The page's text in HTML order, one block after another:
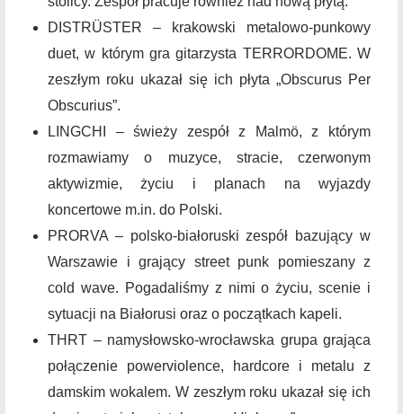
DISTRÜSTER – krakowski metalowo-punkowy
duet, w którym gra gitarzysta TERRORDOME. W
zeszłym roku ukazał się ich płyta „Obscurus Per
Obscurius”.
LINGCHI – świeży zespół z Malmö, z którym
rozmawiamy o muzyce, stracie, czerwonym
aktywizmie, życiu i planach na wyjazdy
koncertowe m.in. do Polski.
PRORVA – polsko-białoruski zespół bazujący w
Warszawie i grający street punk pomieszany z
cold wave. Pogadaliśmy z nimi o życiu, scenie i
sytuacji na Białorusi oraz o początkach kapeli.
THRT – namysłowsko-wrocławska grupa grająca
połączenie powerviolence, hardcore i metalu z
damskim wokalem. W zeszłym roku ukazał się ich